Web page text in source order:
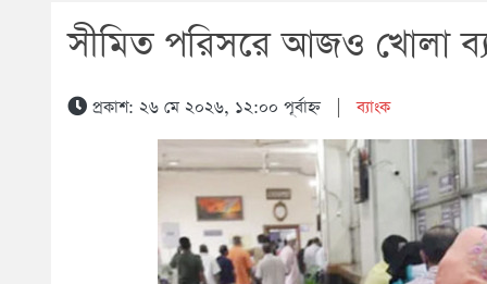
সীমিত পরিসরে আজও খোলা
প্রকাশ: ২৬ মে ২০২৬, ১২:০০ পূর্বাহ্ন|ব্যাংক